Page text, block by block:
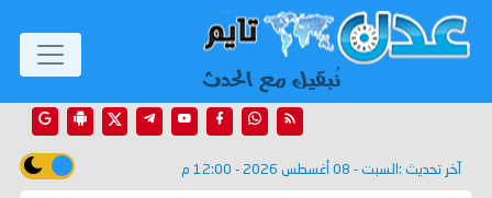
آخر تحديث : السبت - 08 أغسطس 2026 - 12:00 م